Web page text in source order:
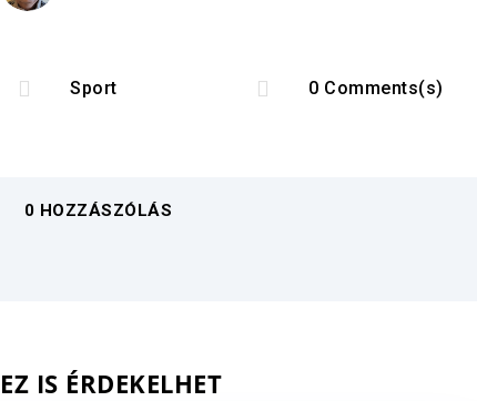
 Sport  0 Comments(s)
0 HOZZÁSZÓLÁS
EZ IS ÉRDEKELHET